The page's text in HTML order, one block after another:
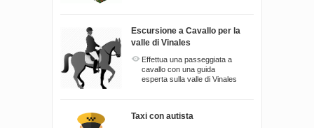
Escursione a Cavallo per la
valle di Vinales
Effettua una passeggiata a
cavallo con una guida
esperta sulla valle di Vinales
Taxi con autista